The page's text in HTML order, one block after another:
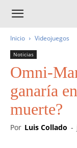
Inicio Videojuegos
Noticias
Omni-
ganaría
muerte?
Por Luis Collado -